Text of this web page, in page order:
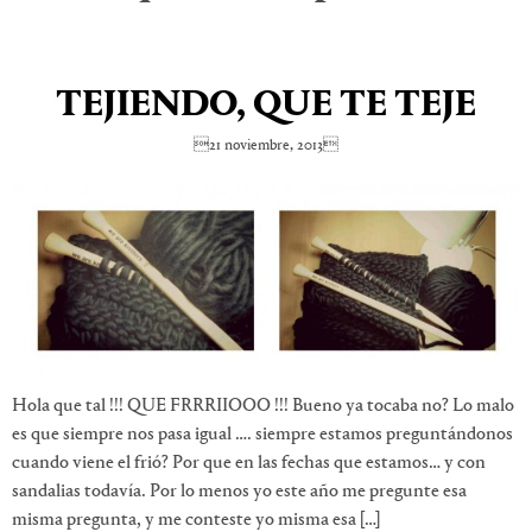
TEJIENDO, QUE TE TEJE
21 noviembre, 2013
Hola que tal !!! QUE FRRRIIOOO !!! Bueno ya tocaba no? Lo malo
es que siempre nos pasa igual …. siempre estamos preguntándonos
cuando viene el frió? Por que en las fechas que estamos… y con
sandalias todavía. Por lo menos yo este año me pregunte esa
misma pregunta, y me conteste yo misma esa […]